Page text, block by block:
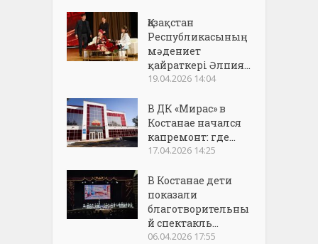
Қазақстан
Республикасының
мәдениет
қайраткері Әлпия...
19.04.2026 14:04
В ДК «Мирас» в
Костанае начался
капремонт: где...
17.04.2026 14:25
В Костанае дети
показали
благотворительны
й спектакль...
06.04.2026 17:55